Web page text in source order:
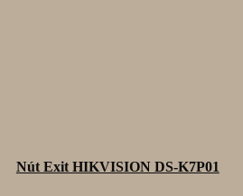
Nút Exit HIKVISION DS-K7P01